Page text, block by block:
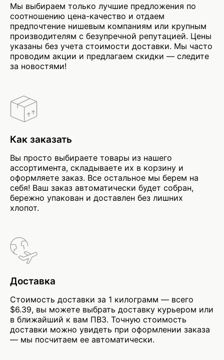
Мы выбираем только лучшие предложения по
соотношению цена-качество и отдаем
предпочтение нишевым компаниям или крупным
производителям с безупречной репутацией. Цены
указаны без учета стоимости доставки. Мы часто
проводим акции и предлагаем скидки — следите
за новостями!
Как заказать
Вы просто выбираете товары из нашего
ассортимента, складываете их в корзину и
оформляете заказ. Все остальное мы берем на
себя! Ваш заказ автоматически будет собран,
бережно упакован и доставлен без лишних
хлопот.
Доставка
Стоимость доставки за 1 килограмм — всего
$6.39, вы можете выбрать доставку курьером или
в ближайший к вам ПВЗ. Точную стоимость
доставки можно увидеть при оформлении заказа
— мы посчитаем ее автоматически.